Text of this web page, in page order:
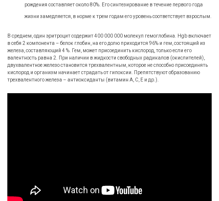
рождения составляет около 80%. Его синтезирование в течение первого года
жизни замедляется, в норме к трем годам его уровень соответствует взрослым.
В среднем, один эритроцит содержит 400 000 000 молекул гемоглобина. Hgb включает
в себя 2 компонента – белок глобин, на его долю приходится 96% и гем, состоящий из
железа, составляющий 4 %. Гем, может присоединить кислород, только если его
валентность равна 2. При наличии в жидкости свободных радикалов (окислителей),
двухвалентное железо становится трехвалентным, которое не способно присоединять
кислород и организм начинает страдать от гипоксии. Препятствуют образованию
трехвалентного железа – антиоксиданты (витамин А, С, Е и др.).